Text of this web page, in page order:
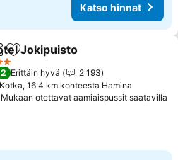
Katso hinnat
Lisää suosikkeihin
Jokipuisto
Erittäin hyvä
2 193
Kotka, 16.4 km kohteesta Hamina
Mukaan otettavat aamiaispussit saatavilla